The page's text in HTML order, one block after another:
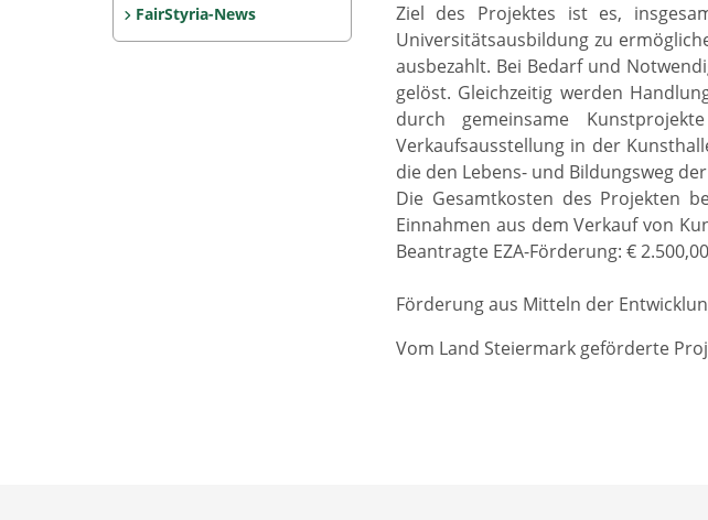
FairStyria-News
Ziel des Projektes ist es,
Universitätsausbildung zu
ausbezahlt. Bei Bedarf und
gelöst. Gleichzeitig werden
durch gemeinsame
Verkaufsausstellung in der
die den Lebens- und Bildungsweg
Die Gesamtkosten des Projekten
Einnahmen aus dem Verkauf von
Beantragte EZA-Förderung: €
Förderung aus Mitteln der
Vom Land Steiermark geförderte